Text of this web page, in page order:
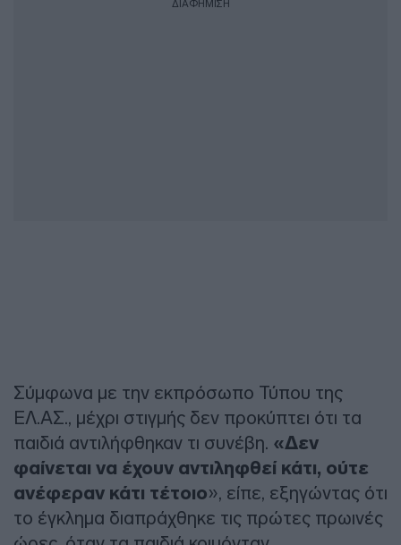
ΔΙΑΦΗΜΙΣΗ
Σύμφωνα με την εκπρόσωπο Τύπου της
ΕΛ.ΑΣ., μέχρι στιγμής δεν προκύπτει ότι τα
παιδιά αντιλήφθηκαν τι συνέβη. «Δεν
φαίνεται να έχουν αντιληφθεί κάτι, ούτε
ανέφεραν κάτι τέτοιο», είπε, εξηγώντας ότι
το έγκλημα διαπράχθηκε τις πρώτες πρωινές